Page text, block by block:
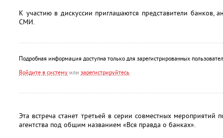
К участию в дискуссии приглашаются представители банков,
СМИ.
Подробная информация доступна только для зарегистрированных
Войдите в систему или зарегистрируйтесь
Эта встреча станет третьей в серии совместных мероприятий
агентства под общим названием «Вся правда о банках».